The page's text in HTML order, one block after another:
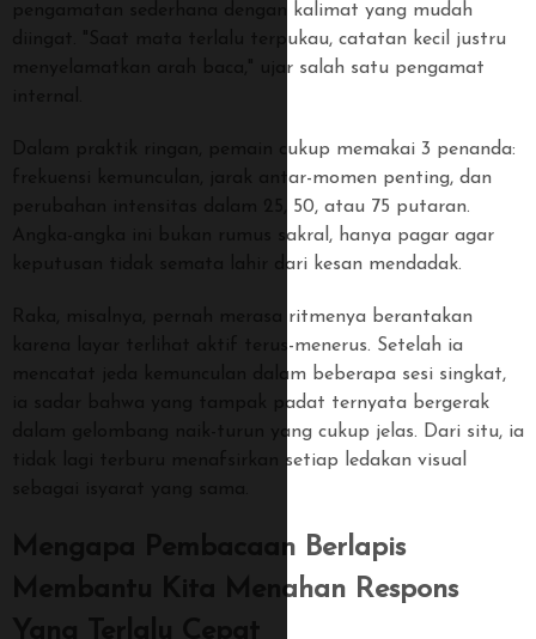
pengamatan sederhana dengan kalimat yang mudah
diingat. "Saat mata terlalu terpukau, catatan kecil justru
menyelamatkan arah baca," ujar salah satu pengamat
Dalam praktik ringan, pemain cukup memakai 3 penanda:
frekuensi kemunculan, jarak antar-momen penting, dan
perubahan intensitas dalam 25, 50, atau 75 putaran.
Angka-angka ini bukan rumus sakral, hanya pagar agar
keputusan tidak semata lahir dari kesan mendadak.
Raka, misalnya, pernah merasa ritmenya berantakan
karena layar terlihat aktif terus-menerus. Setelah ia
mencatat jeda kemunculan dalam beberapa sesi singkat,
ia sadar bahwa yang tampak padat ternyata bergerak
dalam gelombang naik-turun yang cukup jelas. Dari situ, ia
tidak lagi terburu menafsirkan setiap ledakan visual
Mengapa Pembacaan Berlapis
Membantu Kita Menahan Respons